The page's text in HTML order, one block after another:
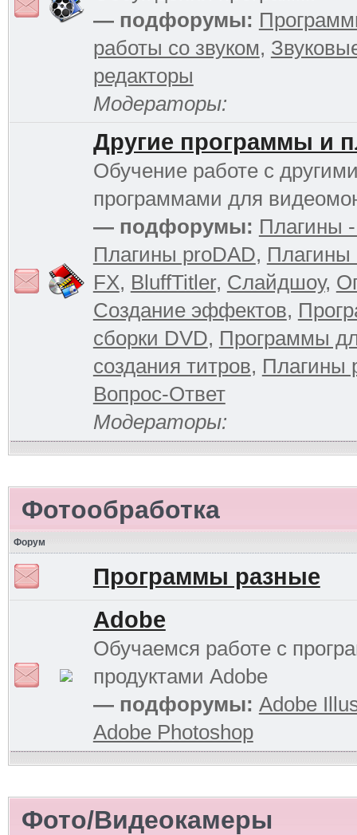
— подфорумы:
работы со звуком,
редакторы
Модераторы:
Другие программы и
Обучение работе с
программами для
— подфорумы: Плагины
Плагины proDAD, Плагины
FX, BluffTitler, Слайдшоу,
Создание эффектов,
сборки DVD, Программы
создания титров, Плагины
Вопрос-Ответ
Модераторы:
Фотообработка
Форум
Программы разные
Adobe
Обучаемся работе с
продуктами Adobe
— подфорумы: Adobe
Adobe Photoshop
Фото/Видеокамеры